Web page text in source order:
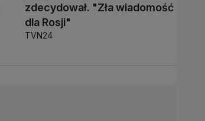
zdecydował. "Zła wiadomość
dla Rosji"
TVN24